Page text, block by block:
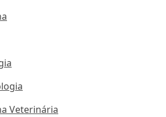
Veterinária